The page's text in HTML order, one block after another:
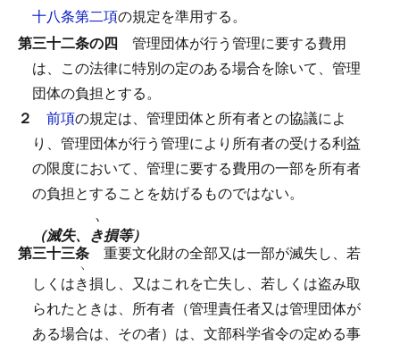
十八条第二項の規定を準用する。
第三十二条の四 管理団体が行う管理に要する費用
は、この法律に特別の定のある場合を除いて、管理
団体の負担とする。
２ 前項の規定は、管理団体と所有者との協議によ
り、管理団体が行う管理により所有者の受ける利益
の限度において、管理に要する費用の一部を所有者
の負担とすることを妨げるものではない。
（滅失、 き
ヽ
損等）
第三十三条 重要文化財の全部又は一部が滅失し、若
しくはき
ヽ
損し、又はこれを亡失し、若しくは盗み取
られたときは、所有者（管理責任者又は管理団体が
ある場合は、その者）は、文部科学省令の定める事